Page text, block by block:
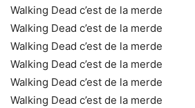
Walking Dead c’est de la merde
Walking Dead c’est de la merde
Walking Dead c’est de la merde
Walking Dead c’est de la merde
Walking Dead c’est de la merde
Walking Dead c’est de la merde